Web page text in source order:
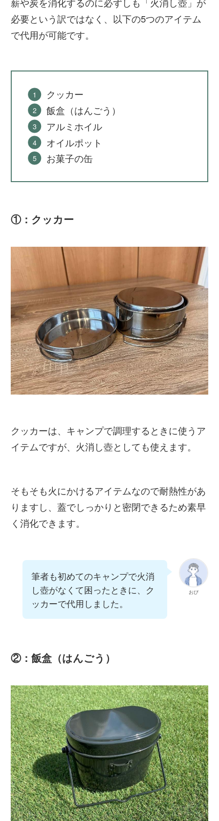
必要という訳ではなく、以下の5つのアイテム
で代用が可能です。
クッカー
飯盒（はんごう）
アルミホイル
オイルポット
お菓子の缶
①：クッカー
クッカーは、キャンプで調理するときに使うア
イテムですが、火消し壺としても使えます。
そもそも火にかけるアイテムなので耐熱性があ
りますし、蓋でしっかりと密閉できるため素早
く消化できます。
おぴ
筆者も初めてのキャンプで火消
し壺がなくて困ったときに、ク
ッカーで代用しました。
②：飯盒（はんごう）